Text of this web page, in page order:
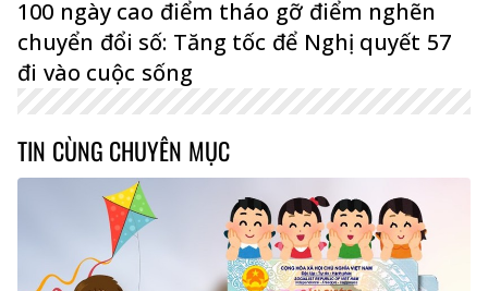
100 ngày cao điểm tháo gỡ điểm nghẽn
chuyển đổi số: Tăng tốc để Nghị quyết 57
đi vào cuộc sống
TIN CÙNG CHUYÊN MỤC